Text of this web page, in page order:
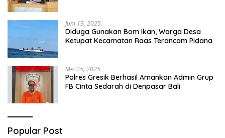
Juni 13, 2025
Diduga Gunakan Bom Ikan, Warga Desa
Ketupat Kecamatan Raas Terancam Pidana
Mei 25, 2025
Polres Gresik Berhasil Amankan Admin Grup
FB Cinta Sedarah di Denpasar Bali
Popular Post